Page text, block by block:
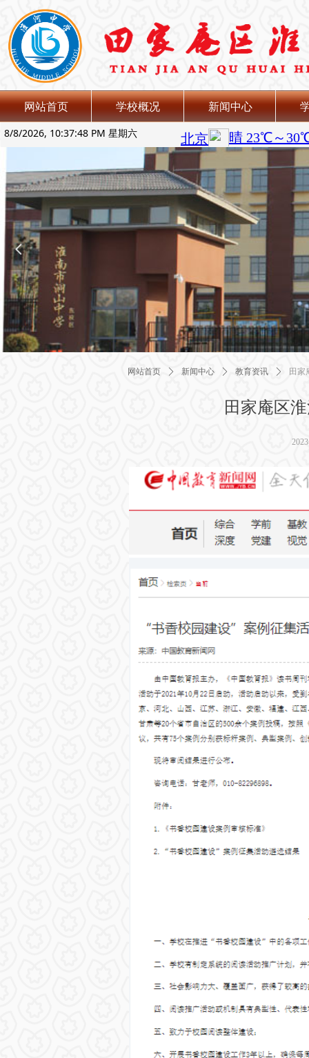
8/8/2026, 10:37:49 PM 星期六
网站首页 学校概况 新闻中心
넳
田家庵区
网站首页 ꄲ 新闻中心 ꄲ 教育资讯 ꄲ 田家